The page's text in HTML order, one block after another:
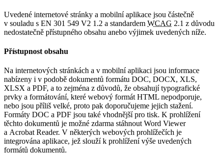
Uvedené internetové stránky a mobilní aplikace jsou částečně
v souladu s EN 301 549 V2 1.2 a standardem WCAG 2.1 z důvodu
nedostatečně přístupného obsahu anebo výjimek uvedených níže.
Přístupnost obsahu
Na internetových stránkách a v mobilní aplikaci jsou informace
nabízeny i v podobě dokumentů formátu DOC, DOCX, XLS,
XLSX a PDF, a to zejména z důvodů, že obsahují typografické
prvky a formátování, které webový formát HTML nepodporuje,
nebo jsou příliš velké, proto pak doporučujeme jejich stažení.
Formáty DOC a PDF jsou také vhodnější pro tisk. K prohlížení
těchto dokumentů je možné zdarma stáhnout Word Viewer
a Acrobat Reader. V některých webových prohlížečích je
integrována aplikace, jež slouží k prohlížení výše uvedených
formátů dokumentů.